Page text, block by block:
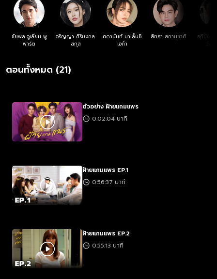
ชัยพล จูเลี่ยน พู
พาร์ต
จริญญา ศิริมงคล
สกุล
ศดานันท์ บาเล็นซิ
เอก้า
สิทธา สภานุชาติ
อภินันท์
ตอนทั้งหมด (21)
ตัวอย่าง ฝ้ายแกมแพร
0:02:04 นาที
ฝ้ายแกมแพร EP.1
0:56:37 นาที
ฝ้ายแกมแพร EP.2
0:55:13 นาที